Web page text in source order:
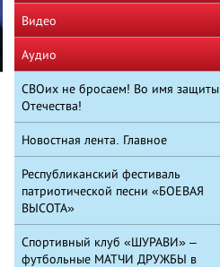
Видео
Аудио
СВОих не бросаем! Во имя защиты
Отечества!
Новостная лента. Главное
Республиканский фестиваль
патриотической песни «БОЕВАЯ
ВЫСОТА»
Спортивный клуб «ШУРАВИ» –
футбольные МАТЧИ ДРУЖБЫ в